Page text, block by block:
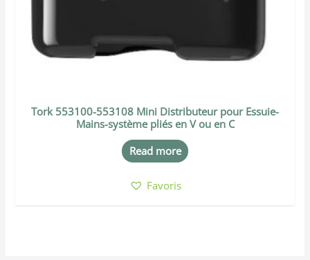
Tork 553100-553108 Mini Distributeur pour Essuie-
Mains-système pliés en V ou en C
Read more
Favoris